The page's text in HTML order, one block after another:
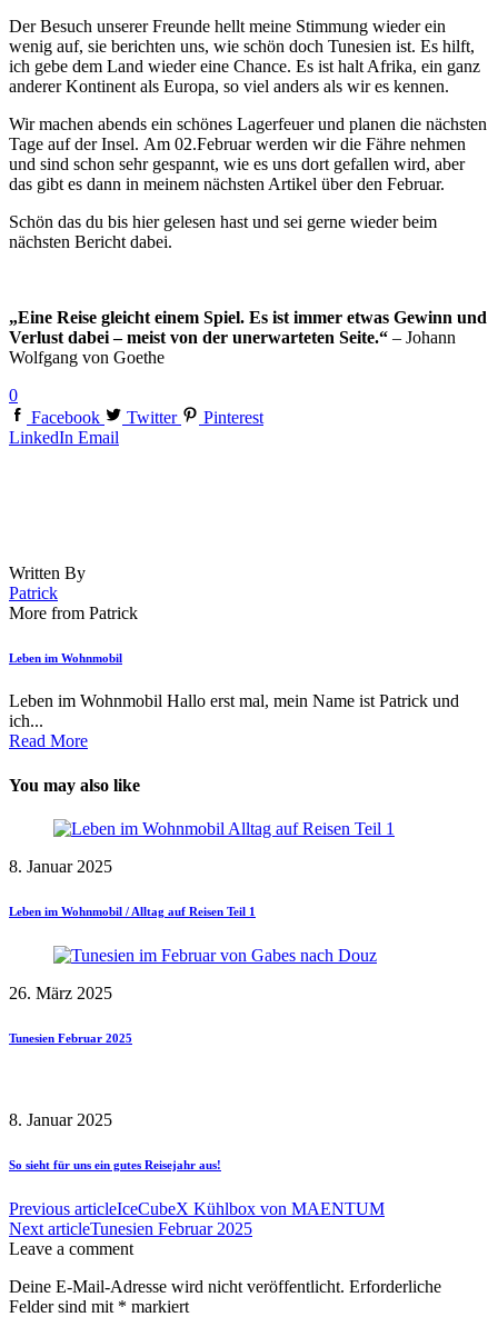
Der Besuch unserer Freunde hellt meine Stimmung wieder ein
wenig auf, sie berichten uns, wie schön doch Tunesien ist. Es hilft,
ich gebe dem Land wieder eine Chance. Es ist halt Afrika, ein ganz
anderer Kontinent als Europa, so viel anders als wir es kennen.
Wir machen abends ein schönes Lagerfeuer und planen die nächsten
Tage auf der Insel. Am 02.Februar werden wir die Fähre nehmen
und sind schon sehr gespannt, wie es uns dort gefallen wird, aber
das gibt es dann in meinem nächsten Artikel über den Februar.
Schön das du bis hier gelesen hast und sei gerne wieder beim
nächsten Bericht dabei.
„Eine Reise gleicht einem Spiel. Es ist immer etwas Gewinn und
Verlust dabei – meist von der unerwarteten Seite.“ – Johann
Wolfgang von Goethe
0
Facebook
Twitter
Pinterest
LinkedIn Email
Written By
Patrick
More from Patrick
Leben im Wohnmobil
Leben im Wohnmobil Hallo erst mal, mein Name ist Patrick und
ich...
Read More
You may also like
8. Januar 2025
Leben im Wohnmobil / Alltag auf Reisen Teil 1
26. März 2025
Tunesien Februar 2025
8. Januar 2025
So sieht für uns ein gutes Reisejahr aus!
Previous articleIceCubeX Kühlbox von MAENTUM
Next articleTunesien Februar 2025
Leave a comment
Deine E-Mail-Adresse wird nicht veröffentlicht. Erforderliche
Felder sind mit * markiert